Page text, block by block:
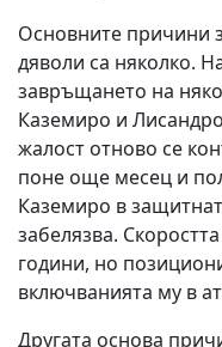
Основните причини
дяволи са няколко.
завръщането на
Каземиро и
жалост отново се
поне още месец и
Каземиро в
забелязва.
години, но
включванията му в
Другата основа